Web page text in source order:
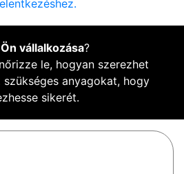
vállalkozása?
le, hogyan szerezhet
szükséges anyagokat, hogy
sikerét.